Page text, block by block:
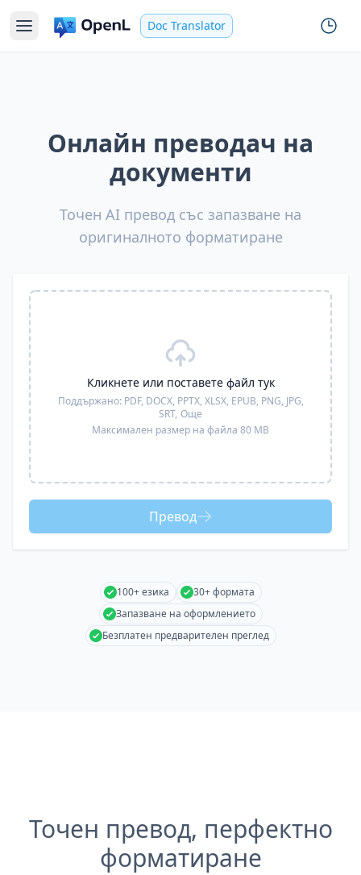
Doc Translator
Онлайн преводач на
документи
Точен AI превод със запазване на
оригиналното форматиране
Кликнете или поставете файл тук
Поддържано: PDF, DOCX, PPTX, XLSX, EPUB, PNG, JPG,
SRT, Още
Максимален размер на файла 80 MB
Превод
100+ езика
30+ формата
Запазване на оформлението
Безплатен предварителен преглед
Точен превод, перфектно
форматиране